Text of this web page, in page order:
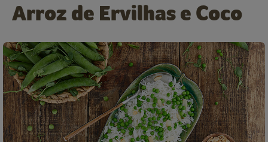
Arroz de Ervilhas e Coco